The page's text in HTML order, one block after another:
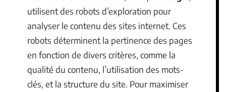
utilisent des robots d’exploration pour
analyser le contenu des sites internet. Ces
robots déterminent la pertinence des pages
en fonction de divers critères, comme la
qualité du contenu, l’utilisation des mots-
clés, et la structure du site. Pour maximiser